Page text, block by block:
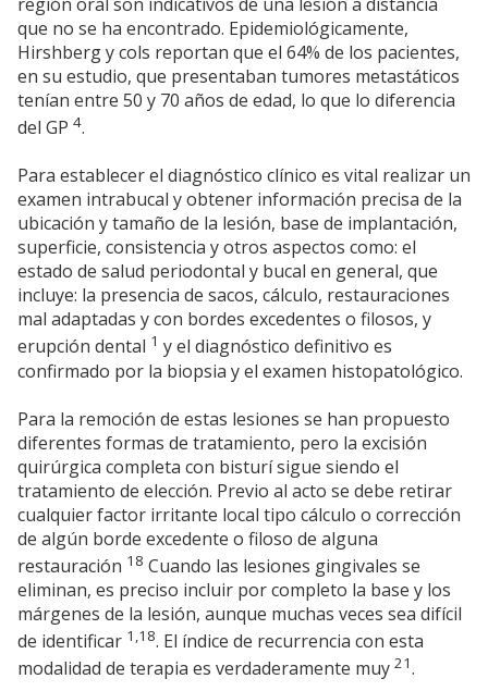
que no se ha encontrado. Epidemiológicamente,
Hirshberg y cols reportan que el 64% de los pacientes,
en su estudio, que presentaban tumores metastáticos
tenían entre 50 y 70 años de edad, lo que lo diferencia
del GP 4.
Para establecer el diagnóstico clínico es vital realizar un
examen intrabucal y obtener información precisa de la
ubicación y tamaño de la lesión, base de implantación,
superficie, consistencia y otros aspectos como: el
estado de salud periodontal y bucal en general, que
incluye: la presencia de sacos, cálculo, restauraciones
mal adaptadas y con bordes excedentes o filosos, y
erupción dental 1 y el diagnóstico definitivo es
confirmado por la biopsia y el examen histopatológico.
Para la remoción de estas lesiones se han propuesto
diferentes formas de tratamiento, pero la excisión
quirúrgica completa con bisturí sigue siendo el
tratamiento de elección. Previo al acto se debe retirar
cualquier factor irritante local tipo cálculo o corrección
de algún borde excedente o filoso de alguna
restauración 18 Cuando las lesiones gingivales se
eliminan, es preciso incluir por completo la base y los
márgenes de la lesión, aunque muchas veces sea difícil
de identificar 1,18. El índice de recurrencia con esta
modalidad de terapia es verdaderamente muy 21.